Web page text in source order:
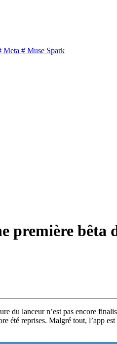
Meta # Muse Spark
première
du lanceur n’est pas encore
été reprises. Malgré tout, l’app